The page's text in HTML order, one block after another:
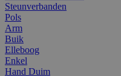
Steunverbanden
Pols
Arm
Buik
Elleboog
Enkel
Hand Duim